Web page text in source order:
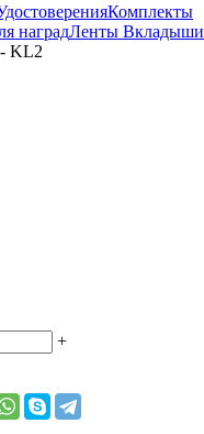
Комплекты
наградЛенты Вкладыши
KL2
+